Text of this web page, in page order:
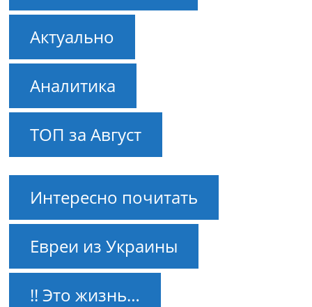
Актуально
Аналитика
ТОП за Август
Интересно почитать
Евреи из Украины
!! Это жизнь…